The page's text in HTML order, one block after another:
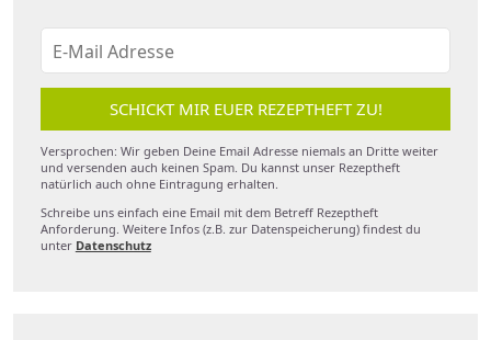
SCHICKT MIR EUER REZEPTHEFT ZU!
Versprochen: Wir geben Deine Email Adresse niemals an Dritte weiter
und versenden auch keinen Spam. Du kannst unser Rezeptheft
natürlich auch ohne Eintragung erhalten.
Schreibe uns einfach eine Email mit dem Betreff Rezeptheft
Anforderung. Weitere Infos (z.B. zur Datenspeicherung) findest du
unter Datenschutz